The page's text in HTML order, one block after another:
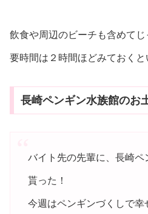
飲食や周辺のビーチも含めて
要時間は２時間ほどみておくと
長崎ペンギン水族館のお
バイト先の先輩に、長崎ペ
貰った！
今週はペンギンづくしで幸